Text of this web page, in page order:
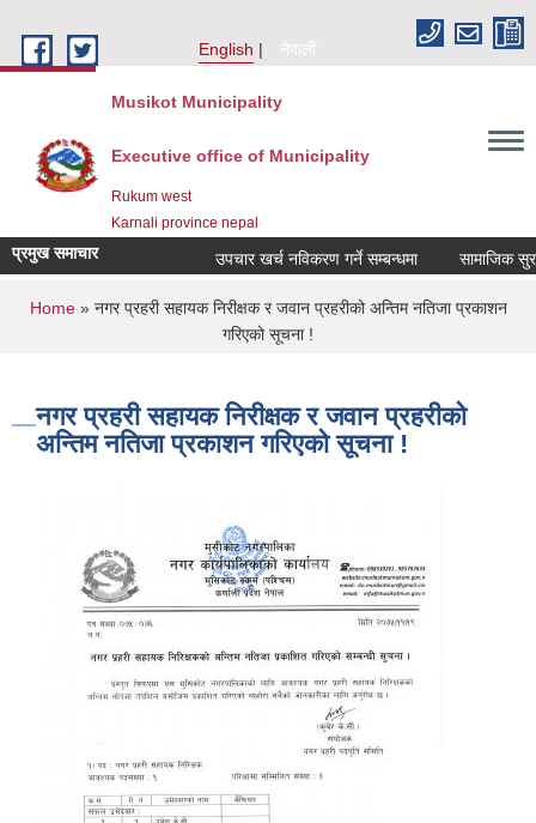
English
नेपाली
Musikot Municipality
Executive office of Municipality
Rukum west
Karnali province nepal
प्रमुख समाचार उपचार खर्च नविकरण गर्ने सम्बन्धमा
You are here
Home» नगर प्रहरी सहायक निरीक्षक र जवान प्रहरीको अन्तिम नतिजा प्रकाशन
गरिएको सूचना !
नगर प्रहरी सहायक निरीक्षक र जवान प्रहरीको
अन्तिम नतिजा प्रकाशन गरिएको सूचना !